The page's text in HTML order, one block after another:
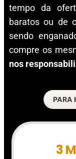
tempo da
baratos ou de
sendo
compre os
nos
PARA
3